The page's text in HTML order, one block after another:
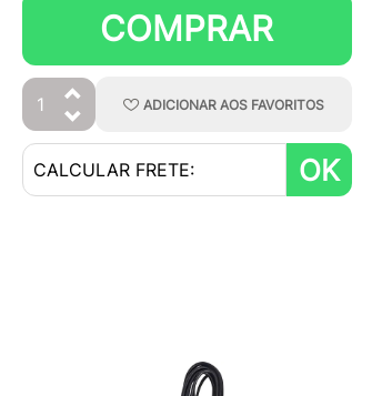
COMPRAR
ADICIONAR AOSFAVORITOS
OK